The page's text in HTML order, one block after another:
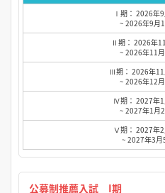
Ⅰ期： 2026年9
~ 2026年9月
Ⅱ期： 2026年
~ 2026年11月
Ⅲ期： 2026年11
~ 2026年12月
Ⅳ期： 2027年1
~ 2027年1月
Ⅴ期： 2027年2
~ 2027年3月